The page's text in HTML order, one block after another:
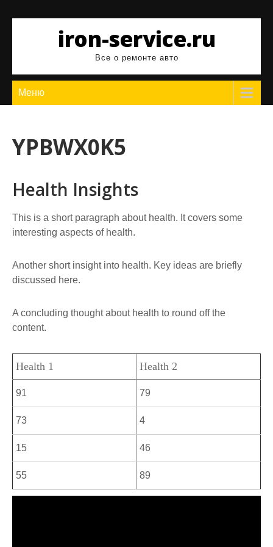
содержимомуiron-service.ru
Все о ремонте авто
Меню
YPBWX0K5
Health Insights
This is a short paragraph about health. It covers some
interesting aspects of health.
Another short insight into health. Key ideas are briefly
discussed here.
A concluding thought about health to round off the
content.
Health 1 Health 2
91 79
73 4
15 46
55 89